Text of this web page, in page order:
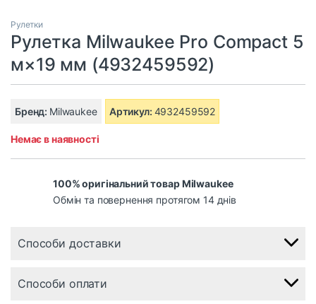
Рулетки
Рулетка Milwaukee Pro Compact 5
м×19 мм (4932459592)
Бренд: Milwaukee Артикул: 4932459592
Немає в наявності
100% оригінальний товар Milwaukee
Обмін та повернення протягом 14 днів
Способи доставки
Способи оплати